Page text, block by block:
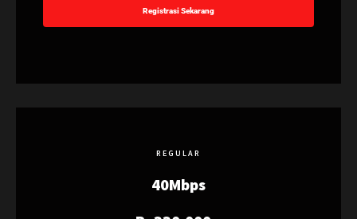
Registrasi Sekarang
REGULAR
40Mbps